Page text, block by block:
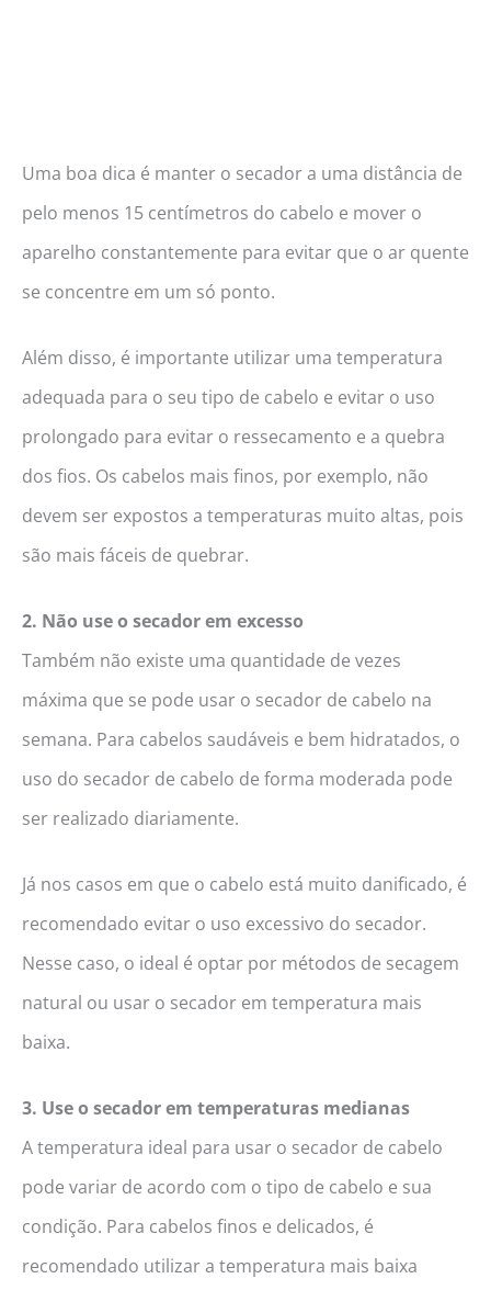
Uma boa dica é manter o secador a uma distância de
pelo menos 15 centímetros do cabelo e mover o
aparelho constantemente para evitar que o ar quente
se concentre em um só ponto.
Além disso, é importante utilizar uma temperatura
adequada para o seu tipo de cabelo e evitar o uso
prolongado para evitar o ressecamento e a quebra
dos fios. Os cabelos mais finos, por exemplo, não
devem ser expostos a temperaturas muito altas, pois
são mais fáceis de quebrar.
2. Não use o secador em excesso
Também não existe uma quantidade de vezes
máxima que se pode usar o secador de cabelo na
semana. Para cabelos saudáveis e bem hidratados, o
uso do secador de cabelo de forma moderada pode
ser realizado diariamente.
Já nos casos em que o cabelo está muito danificado, é
recomendado evitar o uso excessivo do secador.
Nesse caso, o ideal é optar por métodos de secagem
natural ou usar o secador em temperatura mais
baixa.
3. Use o secador em temperaturas medianas
A temperatura ideal para usar o secador de cabelo
pode variar de acordo com o tipo de cabelo e sua
condição. Para cabelos finos e delicados, é
recomendado utilizar a temperatura mais baixa